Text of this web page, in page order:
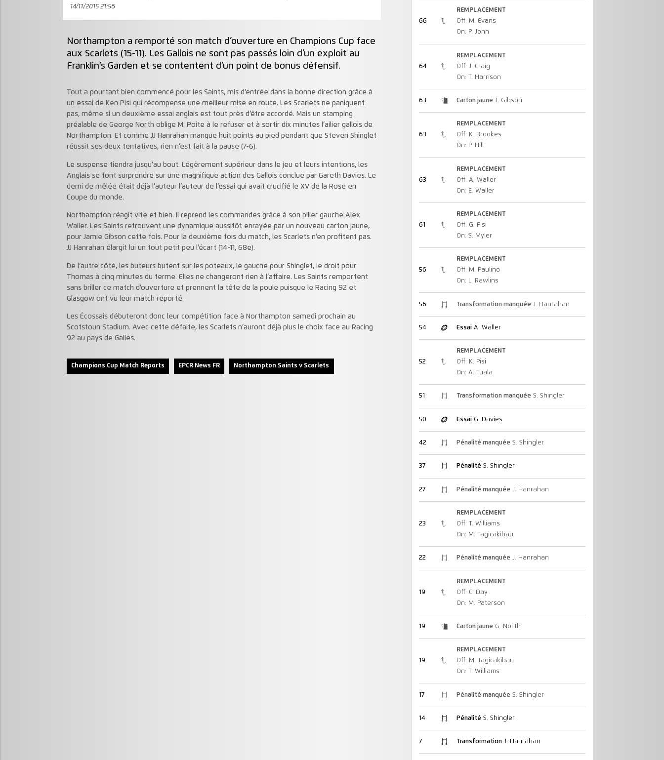
14/11/2015 21:56
Northampton a remporté son match d’ouverture en Champions Cup face
aux Scarlets (15-11). Les Gallois ne sont pas passés loin d’un exploit au
Franklin’s Garden et se contentent d’un point de bonus défensif.
Tout a pourtant bien commencé pour les Saints, mis d’entrée dans la bonne direction grâce à
un essai de Ken Pisi qui récompense une meilleur mise en route. Les Scarlets ne paniquent
pas, même si un deuxième essai anglais est tout près d’être accordé. Mais un stamping
préalable de George North oblige M. Poite à le refuser et à sortir dix minutes l’ailier gallois de
Northampton. Et comme JJ Hanrahan manque huit points au pied pendant que Steven Shinglet
réussit ses deux tentatives, rien n’est fait à la pause (7-6).
Le suspense tiendra jusqu’au bout. Légèrement supérieur dans le jeu et leurs intentions, les
Anglais se font surprendre sur une magnifique action des Gallois conclue par Gareth Davies. Le
demi de mêlée était déjà l’auteur l’auteur de l’essai qui avait crucifié le XV de la Rose en
Coupe du monde.
Northampton réagit vite et bien. Il reprend les commandes grâce à son pilier gauche Alex
Waller. Les Saints retrouvent une dynamique aussitôt enrayée par un nouveau carton jaune,
pour Jamie Gibson cette fois. Pour la deuxième fois du match, les Scarlets n’en profitent pas.
JJ Hanrahan élargit lui un tout petit peu l’écart (14-11, 68e).
De l’autre côté, les buteurs butent sur les poteaux, le gauche pour Shinglet, le droit pour
Thomas à cinq minutes du terme. Elles ne changeront rien à l’affaire. Les Saints remportent
sans briller ce match d’ouverture et prennent la tête de la poule puisque le Racing 92 et
Glasgow ont vu leur match reporté.
Les Écossais débuteront donc leur compétition face à Northampton samedi prochain au
Scotstoun Stadium. Avec cette défaite, les Scarlets n’auront déjà plus le choix face au Racing
92 au pays de Galles.
Champions Cup Match Reports EPCR News FR Northampton Saints v Scarlets
66
REMPLACEMENT
Off: M. Evans
On: P. John
64
REMPLACEMENT
Off: J. Craig
On: T. Harrison
63 Carton jaune J. Gibson
63
REMPLACEMENT
Off: K. Brookes
On: P. Hill
63
REMPLACEMENT
Off: A. Waller
On: E. Waller
61
REMPLACEMENT
Off: G. Pisi
On: S. Myler
56
REMPLACEMENT
Off: M. Paulino
On: L. Rawlins
56 Transformation manquée J. Hanrahan
54 EssaiA. Waller
52
REMPLACEMENT
Off: K. Pisi
On: A. Tuala
51 Transformation manquée S. Shingler
50 EssaiG. Davies
42 Pénalité manquée S. Shingler
37 Pénalité S. Shingler
27 Pénalité manquée J. Hanrahan
23
REMPLACEMENT
Off: T. Williams
On: M. Tagicakibau
22 Pénalité manquée J. Hanrahan
19
REMPLACEMENT
Off: C. Day
On: M. Paterson
19 Carton jaune G. North
19
REMPLACEMENT
Off: M. Tagicakibau
On: T. Williams
17 Pénalité manquée S. Shingler
14 Pénalité S. Shingler
7 TransformationJ. Hanrahan